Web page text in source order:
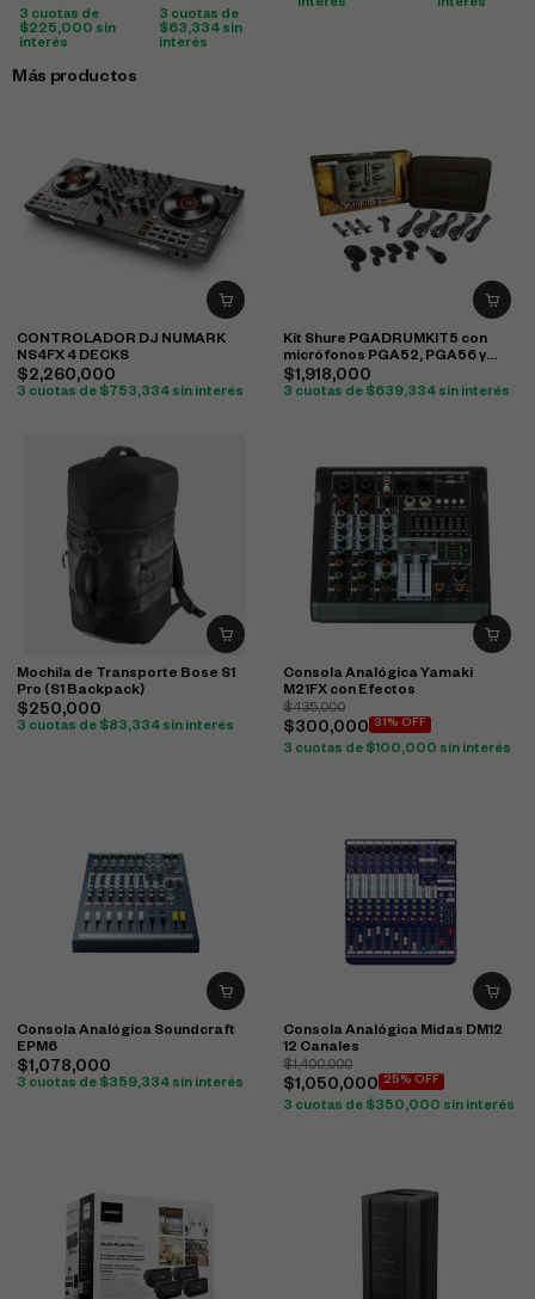
3 cuotas de
$225,000 sin
interés
3 cuotas de
$63,334sin
interés
interés interés
Más productos
CONTROLADOR DJ NUMARK
NS4FX 4 DECKS
$2,260,000
3 cuotas de $ 753,334 sin interés
Kit Shure PGADRUMKIT5 con
micrófonos PGA52, PGA56 y
PGA57 para batería
$1,918,000
3 cuotas de $639,334 sin interés
Mochila de Transporte Bose S1
Pro (S1 Backpack)
$250,000
3 cuotas de $83,334 sin interés
Consola Analógica Yamaki
M21FX con Efectos
$435,000
$300,000 31% OFF
3 cuotas de $100,000 sin interés
Consola Analógica Soundcraft
EPM6
$1,078,000
3 cuotas de $359,334 sin interés
Consola Analógica Midas DM12
12 Canales
$1,400,000
$1,050,000 25% OFF
3 cuotas de $350,000 sin interés